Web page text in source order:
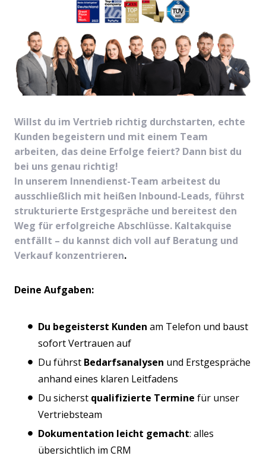
Willst du im Vertrieb richtig durchstarten, echte
Kunden begeistern und mit einem Team
arbeiten, das deine Erfolge feiert? Dann bist du
bei uns genau richtig!
In unserem Innendienst-Team arbeitest du
ausschließlich mit heißen Inbound-Leads, führst
strukturierte Erstgespräche und bereitest den
Weg für erfolgreiche Abschlüsse. Kaltakquise
entfällt – du kannst dich voll auf Beratung und
Verkauf konzentrieren.
Deine Aufgaben:
Du begeisterst Kunden am Telefon und baust
sofort Vertrauen auf
Du führst Bedarfsanalysen und Erstgespräche
anhand eines klaren Leitfadens
Du sicherst qualifizierte Termine für unser
Vertriebsteam
Dokumentation leicht gemacht: alles
übersichtlich im CRM